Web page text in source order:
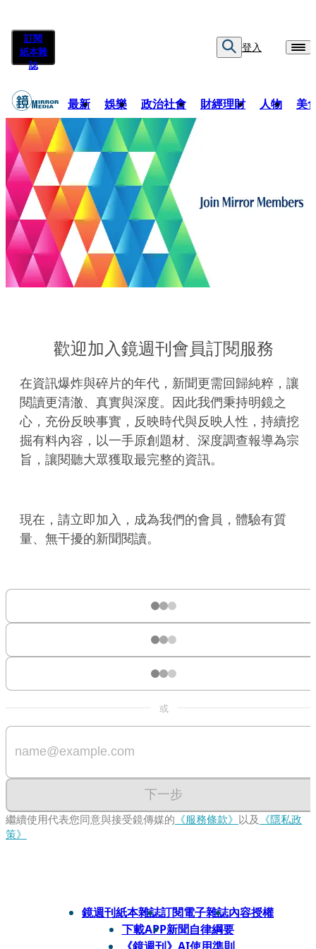
訂閱
紙本雜
誌
登入
最新 娛樂 政治社會 財經理財 人物 美
歡迎加入鏡週刊會員訂閱服務
在資訊爆炸與碎片的年代，新聞更需回歸純粹，讓
閱讀更清澈、真實與深度。因此我們秉持明鏡之
心，充份反映事實，反映時代與反映人性，持續挖
掘有料內容，以一手原創題材、深度調查報導為宗
旨，讓閱聽大眾獲取最完整的資訊。
現在，請立即加入，成為我們的會員，體驗有質
量、無干擾的新聞閱讀。
或
下一步
繼續使用代表您同意與接受鏡傳媒的 《服務條款》 以及 《隱私政
策》
鏡週刊紙本雜誌訂閱電子雜誌內容授權
下載APP新聞自律綱要